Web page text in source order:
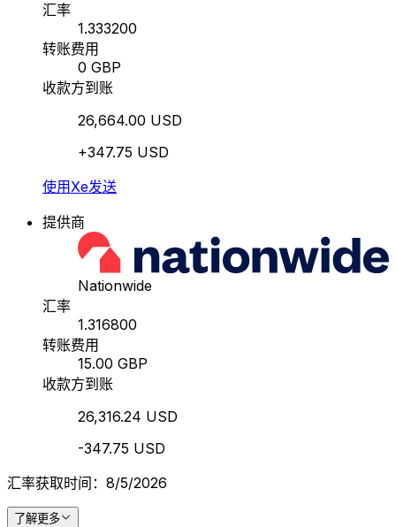
汇率
1.333200
转账费用
0 GBP
收款方到账
26,664.00 USD
+347.75 USD
使用Xe发送
提供商
Nationwide
汇率
1.316800
转账费用
15.00 GBP
收款方到账
26,316.24 USD
-347.75 USD
汇率获取时间：8/5/2026
了解更多